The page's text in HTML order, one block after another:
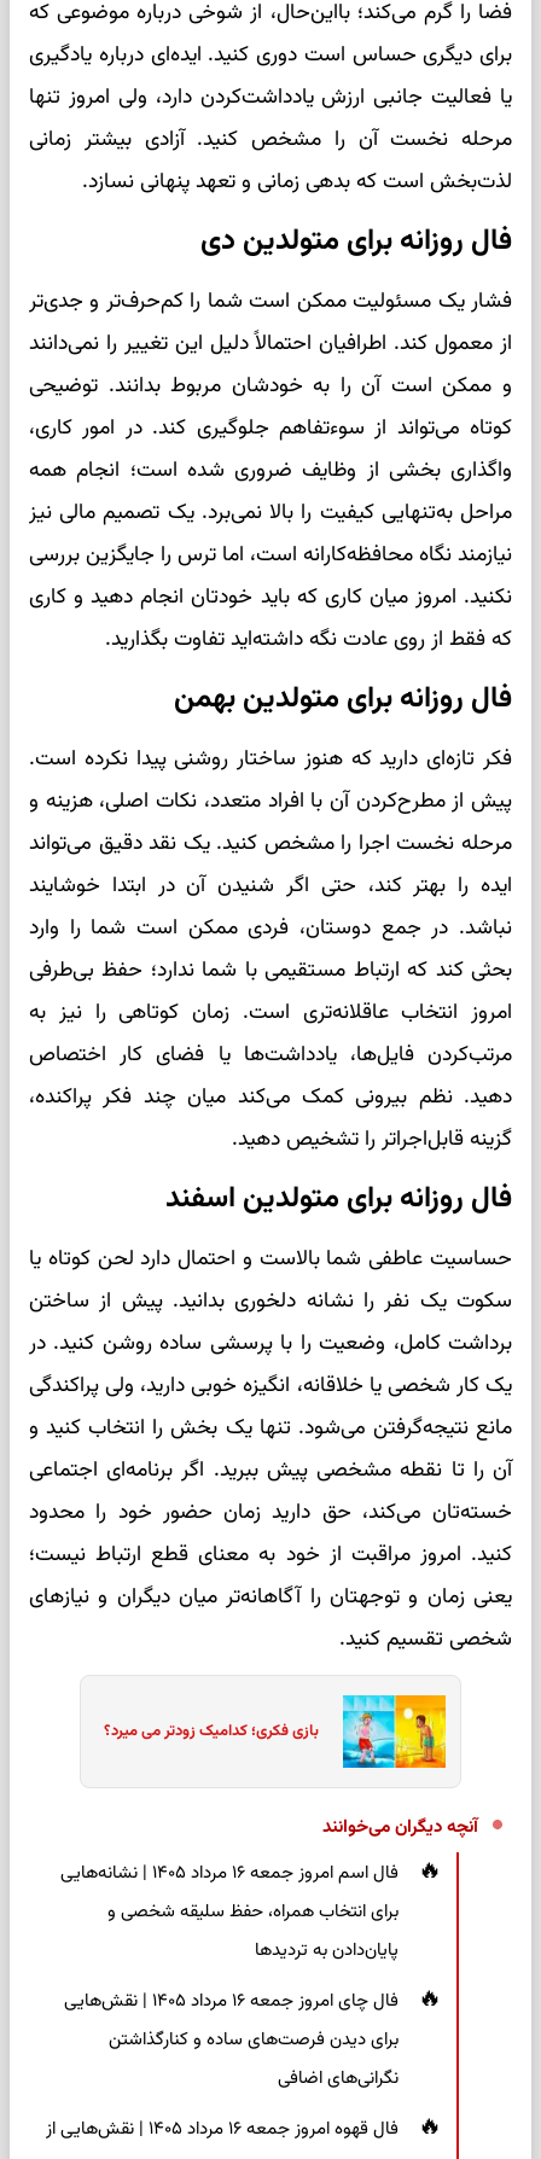
فضا را گرم می‌کند؛ بااین‌حال، از شوخی درباره موضوعی که
برای دیگری حساس است دوری کنید. ایده‌ای درباره یادگیری
یا فعالیت جانبی ارزش یادداشت‌کردن دارد، ولی امروز تنها
مرحله نخست آن را مشخص کنید. آزادی بیشتر زمانی
لذت‌بخش است که بدهی زمانی و تعهد پنهانی نسازد.
فال روزانه برای متولدین دی
فشار یک مسئولیت ممکن است شما را کم‌حرف‌تر و جدی‌تر
از معمول کند. اطرافیان احتمالاً دلیل این تغییر را نمی‌دانند
و ممکن است آن را به خودشان مربوط بدانند. توضیحی
کوتاه می‌تواند از سوءتفاهم جلوگیری کند. در امور کاری،
واگذاری بخشی از وظایف ضروری شده است؛ انجام همه
مراحل به‌تنهایی کیفیت را بالا نمی‌برد. یک تصمیم مالی نیز
نیازمند نگاه محافظه‌کارانه است، اما ترس را جایگزین بررسی
نکنید. امروز میان کاری که باید خودتان انجام دهید و کاری
که فقط از روی عادت نگه داشته‌اید تفاوت بگذارید.
فال روزانه برای متولدین بهمن
فکر تازه‌ای دارید که هنوز ساختار روشنی پیدا نکرده است.
پیش از مطرح‌کردن آن با افراد متعدد، نکات اصلی، هزینه و
مرحله نخست اجرا را مشخص کنید. یک نقد دقیق می‌تواند
ایده را بهتر کند، حتی اگر شنیدن آن در ابتدا خوشایند
نباشد. در جمع دوستان، فردی ممکن است شما را وارد
بحثی کند که ارتباط مستقیمی با شما ندارد؛ حفظ بی‌طرفی
امروز انتخاب عاقلانه‌تری است. زمان کوتاهی را نیز به
مرتب‌کردن فایل‌ها، یادداشت‌ها یا فضای کار اختصاص
دهید. نظم بیرونی کمک می‌کند میان چند فکر پراکنده،
گزینه قابل‌اجراتر را تشخیص دهید.
فال روزانه برای متولدین اسفند
حساسیت عاطفی شما بالاست و احتمال دارد لحن کوتاه یا
سکوت یک نفر را نشانه دلخوری بدانید. پیش از ساختن
برداشت کامل، وضعیت را با پرسشی ساده روشن کنید. در
یک کار شخصی یا خلاقانه، انگیزه خوبی دارید، ولی پراکندگی
مانع نتیجه‌گرفتن می‌شود. تنها یک بخش را انتخاب کنید و
آن را تا نقطه مشخصی پیش ببرید. اگر برنامه‌ای اجتماعی
خسته‌تان می‌کند، حق دارید زمان حضور خود را محدود
کنید. امروز مراقبت از خود به معنای قطع ارتباط نیست؛
یعنی زمان و توجهتان را آگاهانه‌تر میان دیگران و نیازهای
شخصی تقسیم کنید.
بازی فکری؛ کدامیک زودتر می میرد؟
آنچه دیگران می‌خوانند
فال اسم امروز جمعه ۱۶ مرداد ۱۴۰۵ | نشانه‌هایی
برای انتخاب همراه، حفظ سلیقه شخصی و
پایان‌دادن به تردیدها
فال چای امروز جمعه ۱۶ مرداد ۱۴۰۵ | نقش‌هایی
برای دیدن فرصت‌های ساده و کنارگذاشتن
نگرانی‌های اضافی
فال قهوه امروز جمعه ۱۶ مرداد ۱۴۰۵ | نقش‌هایی از